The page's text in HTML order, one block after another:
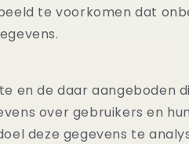
te voorkomen dat
en de daar aangeboden
over gebruikers en
deze gegevens te